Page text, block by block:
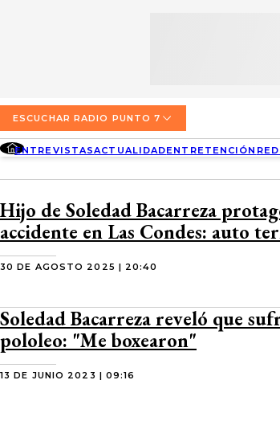
ACTUALIDAD
ENTRETENCIÓN
SOCIEDAD
CONCEPCIÓN
TEMUCO
VALDIVIA
PUERTO MONTT
QUIÉNES SOMOS
DIRECCIONES
CONTACTO COMERCIAL
TARIFAS POLÍTICAS PÁGINA 7
TARIFAS POLÍTICAS RADIO PUNTO 7
POLÍTICA DE PRIVACIDAD
ESCUCHAR RADIO PUNTO 7
ENTREVISTASACTUALIDADENTRETENCIÓN
Hijo de Soledad Bacarreza
accidente en Las Condes: auto
30 DE AGOSTO 2025 | 20:40
Soledad Bacarreza reveló que
pololeo: "Me boxearon"
13 DE JUNIO 2023 | 09:16